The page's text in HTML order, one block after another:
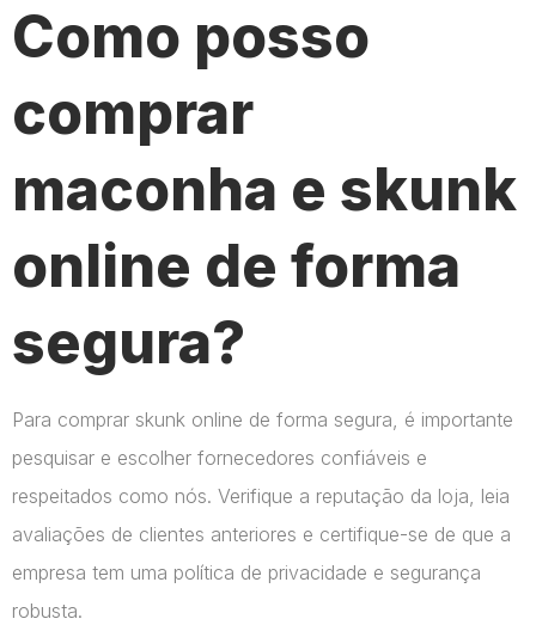
Como posso
comprar
maconha e skunk
online de forma
segura?
Para comprar skunk online de forma segura, é importante
pesquisar e escolher fornecedores confiáveis e
respeitados como nós. Verifique a reputação da loja, leia
avaliações de clientes anteriores e certifique-se de que a
empresa tem uma política de privacidade e segurança
robusta.